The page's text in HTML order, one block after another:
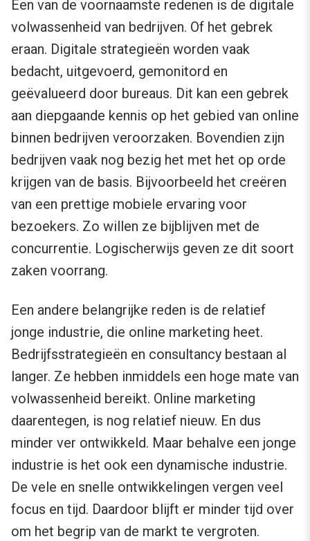
Een van de voornaamste redenen is de digitale
volwassenheid van bedrijven. Of het gebrek
eraan. Digitale strategieën worden vaak
bedacht, uitgevoerd, gemonitord en
geëvalueerd door bureaus. Dit kan een gebrek
aan diepgaande kennis op het gebied van online
binnen bedrijven veroorzaken. Bovendien zijn
bedrijven vaak nog bezig het met het op orde
krijgen van de basis. Bijvoorbeeld het creëren
van een prettige mobiele ervaring voor
bezoekers. Zo willen ze bijblijven met de
concurrentie. Logischerwijs geven ze dit soort
zaken voorrang.
Een andere belangrijke reden is de relatief
jonge industrie, die online marketing heet.
Bedrijfsstrategieën en consultancy bestaan al
langer. Ze hebben inmiddels een hoge mate van
volwassenheid bereikt. Online marketing
daarentegen, is nog relatief nieuw. En dus
minder ver ontwikkeld. Maar behalve een jonge
industrie is het ook een dynamische industrie.
De vele en snelle ontwikkelingen vergen veel
focus en tijd. Daardoor blijft er minder tijd over
om het begrip van de markt te vergroten.